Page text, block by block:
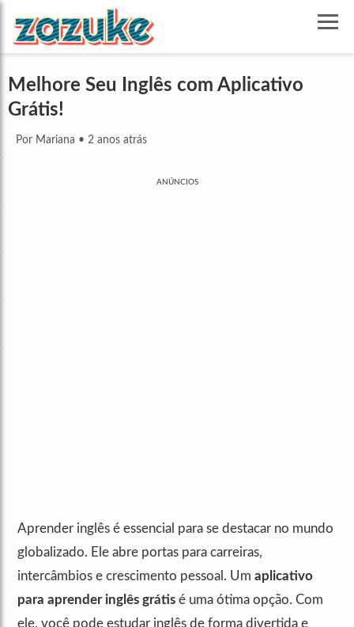
Melhore Seu Inglês com Aplicativo
Grátis!
Por Mariana • 2 anos atrás
ANÚNCIOS
Aprender inglês é essencial para se destacar no mundo
globalizado. Ele abre portas para carreiras,
intercâmbios e crescimento pessoal. Um aplicativo
para aprender inglês grátis é uma ótima opção. Com
ele, você pode estudar inglês de forma divertida e